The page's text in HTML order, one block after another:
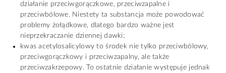
działanie przeciwgorączkowe, przeciwzapalne i
przeciwbólowe. Niestety ta substancja może powodować
problemy żołądkowe, dlatego bardzo ważne jest
nieprzekraczanie dziennej dawki;
kwas acetylosalicylowy to środek nie tylko przeciwbólowy,
przeciwgorączkowy i przeciwzapalny, ale także
przeciwzakrzepowy. To ostatnie działanie występuje jednak